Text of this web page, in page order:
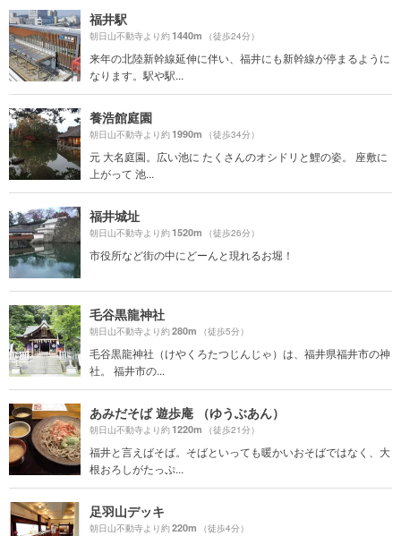
福井駅
朝日山不動寺より約1440m （徒歩24分）
来年の北陸新幹線延伸に伴い、福井にも新幹線が停まるように
なります。駅や駅...
養浩館庭園
朝日山不動寺より約1990m （徒歩34分）
元 大名庭園。広い池に たくさんのオシドリと鯉の姿。 座敷に
上がって 池...
福井城址
朝日山不動寺より約1520m （徒歩26分）
市役所など街の中にどーんと現れるお堀！
毛谷黒龍神社
朝日山不動寺より約280m （徒歩5分）
毛谷黒龍神社（けやくろたつじんじゃ）は、福井県福井市の神
社。 福井市の...
あみだそば 遊歩庵 （ゆうぶあん）
朝日山不動寺より約1220m （徒歩21分）
福井と言えばそば。そばといっても暖かいおそばではなく、大
根おろしがたっぷ...
足羽山デッキ
朝日山不動寺より約220m （徒歩4分）